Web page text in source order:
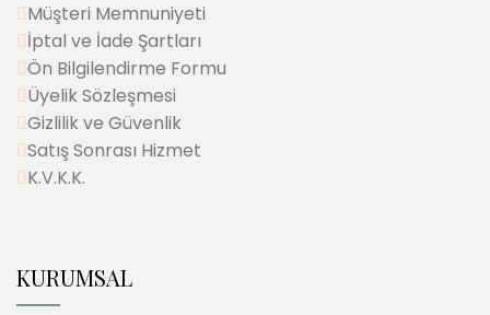
Müşteri Memnuniyeti
İptal ve İade Şartları
Ön Bilgilendirme Formu
Üyelik Sözleşmesi
Gizlilik ve Güvenlik
Satış Sonrası Hizmet
K.V.K.K.
KURUMSAL